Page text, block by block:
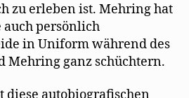
zu erleben ist. Mehring hat
persönlich
in Uniform während des
Mehring ganz schüchtern.